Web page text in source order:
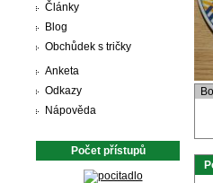
Články
Blog
Obchůdek s tričky
Anketa
Odkazy
Nápověda
Počet přístupů